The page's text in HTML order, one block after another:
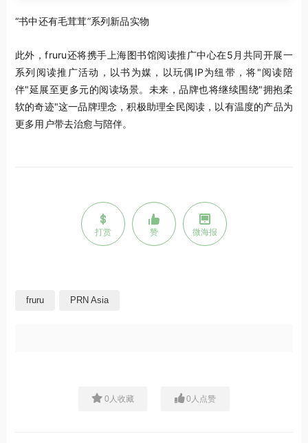
“书中还有毛茸茸”系列新品实物
此外，fruru还将携手上海图书馆阅读推广中心在5月共同开展一
系列阅读推广活动，以书为媒，以玩偶IP为纽带，将"阅读陪
伴"延展至更多元的阅读场景。未来，品牌也将继续围绕"拥抱柔
软的奇迹"这一品牌理念，积极助理全民阅读，以有温度的产品为
更多用户带去治愈与陪伴。
打赏 赞 微海报
fruru PRN Asia
0 人收藏 0 人点赞